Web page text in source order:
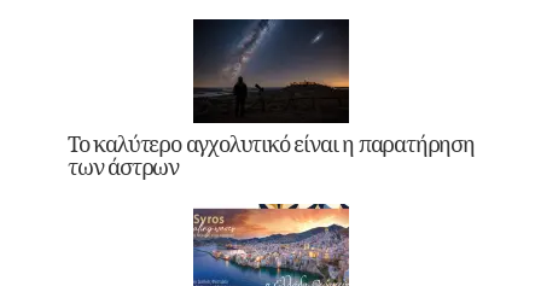
Το καλύτερο αγχολυτικό είναι η παρατήρηση
των άστρων